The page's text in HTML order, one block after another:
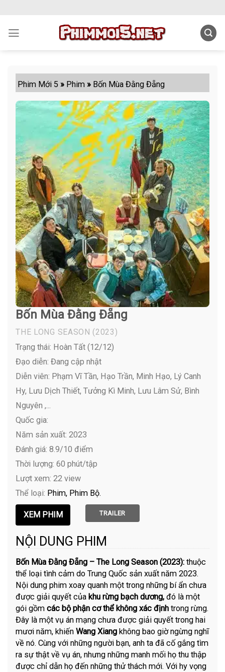
content
Phim Mới 5 » Phim » Bốn Mùa Đằng Đẵng
Bốn Mùa Đằng Đẵng
THE LONG SEASON (2023)
Trạng thái: Hoàn Tất (12/12)
Đạo diễn: Đang cập nhật
Diễn viên: Phạm Vĩ Tần, Hạo Trần, Minh Hạo, Lý Canh
Hy, Lưu Dịch Thiết, Tưởng Kì Minh, Lưu Lâm Sử, Bình
Nguyên ,...
Quốc gia:
Năm sản xuất: 2023
Đánh giá: 8.9/10 điểm
Thời lượng: 60 phút/tập
Lượt xem: 22 view
Thể loại: Phim Phim Bộ
TRAILER
NỘI DUNG PHIM
Bốn Mùa Đằng Đẵng – The Long Season (2023): thuộc
thể loại tình cảm do Trung Quốc sản xuất năm 2023.
Nội dung phim xoay quanh một trong những bí ẩn chưa
được giải quyết củakhu rừng bạch dương,đó là một
gói gồmcác bộ phận cơ thể không xác định trong rừng.
Đây là một vụ án mạng chưa được giải quyết trong hai
mươi năm, khiếnWang Xiang không bao giờ ngừng nghĩ
về nó. Cùng với những người bạn, anh ta đã cố gắng tìm
ra sự thật về vụ án, nhưng những manh mối họ thu thập
được chỉ dẫn họ đến những thử thách mới. Với hy vọng